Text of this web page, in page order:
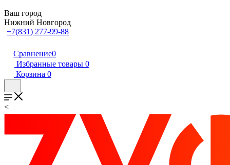
Ваш город
Нижний Новгород
+7(831) 277-99-88
Сравнение0
Избранные товары 0
Корзина 0
<